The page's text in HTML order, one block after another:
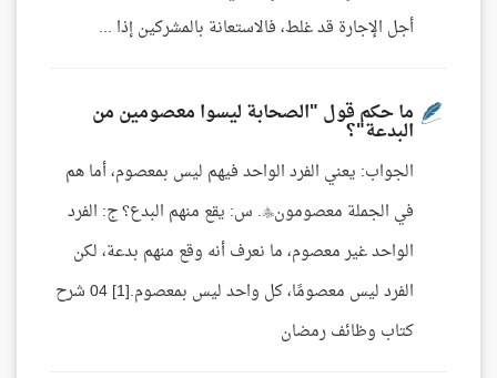
أجل الإجارة قد غلط، فالاستعانة بالمشركين إذا ...
ما حكم قول "الصحابة ليسوا معصومين من
البدعة"؟
الجواب: يعني الفرد الواحد فيهم ليس بمعصوم، أما هم
في الجملة معصومون. س: يقع منهم البدع؟ ج: الفرد
الواحد غير معصوم، ما نعرف أنه وقع منهم بدعة، لكن
الفرد ليس معصومًا، كل واحد ليس بمعصوم.[1] 04 شرح
كتاب وظائف رمضان